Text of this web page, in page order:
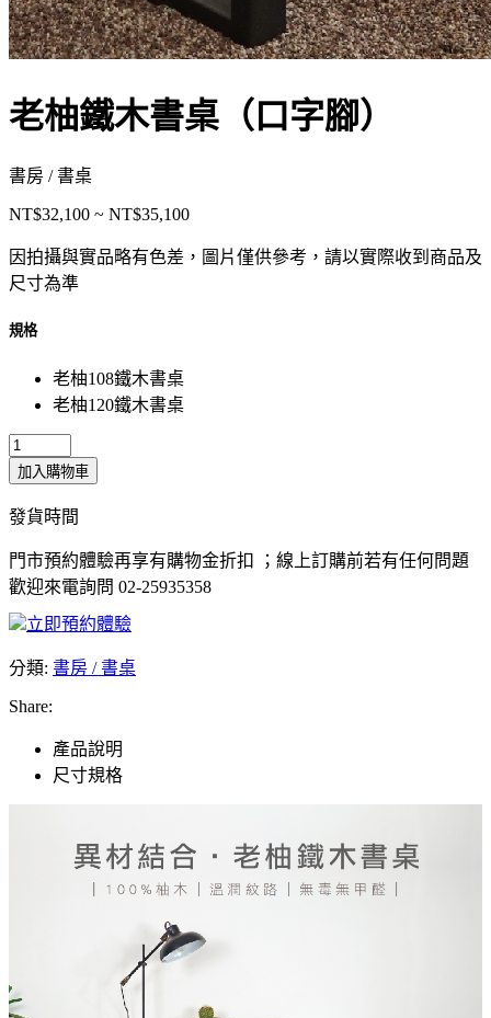
老柚鐵木書桌（口字腳）
書房 / 書桌
NT$32,100 ~ NT$35,100
因拍攝與實品略有色差，圖片僅供參考，請以實際收到商品及
尺寸為準
規格
老柚108鐵木書桌
老柚120鐵木書桌
加入購物車
發貨時間
門市預約體驗再享有購物金折扣 ；線上訂購前若有任何問題
歡迎來電詢問 02-25935358
立即預約體驗
分類: 書房 / 書桌
Share:
產品說明
尺寸規格